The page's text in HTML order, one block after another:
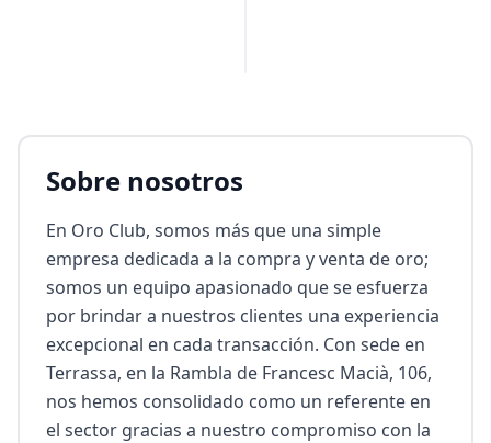
Sobre nosotros
En Oro Club, somos más que una simple
empresa dedicada a la compra y venta de oro;
somos un equipo apasionado que se esfuerza
por brindar a nuestros clientes una experiencia
excepcional en cada transacción. Con sede en
Terrassa, en la Rambla de Francesc Macià, 106,
nos hemos consolidado como un referente en
el sector gracias a nuestro compromiso con la